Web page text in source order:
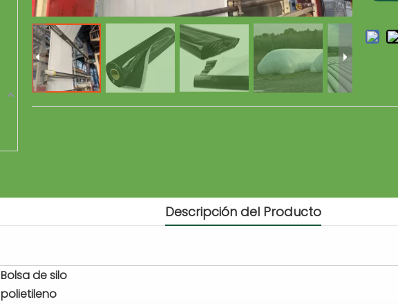
Descripción del Producto
Bolsa de silo
polietileno